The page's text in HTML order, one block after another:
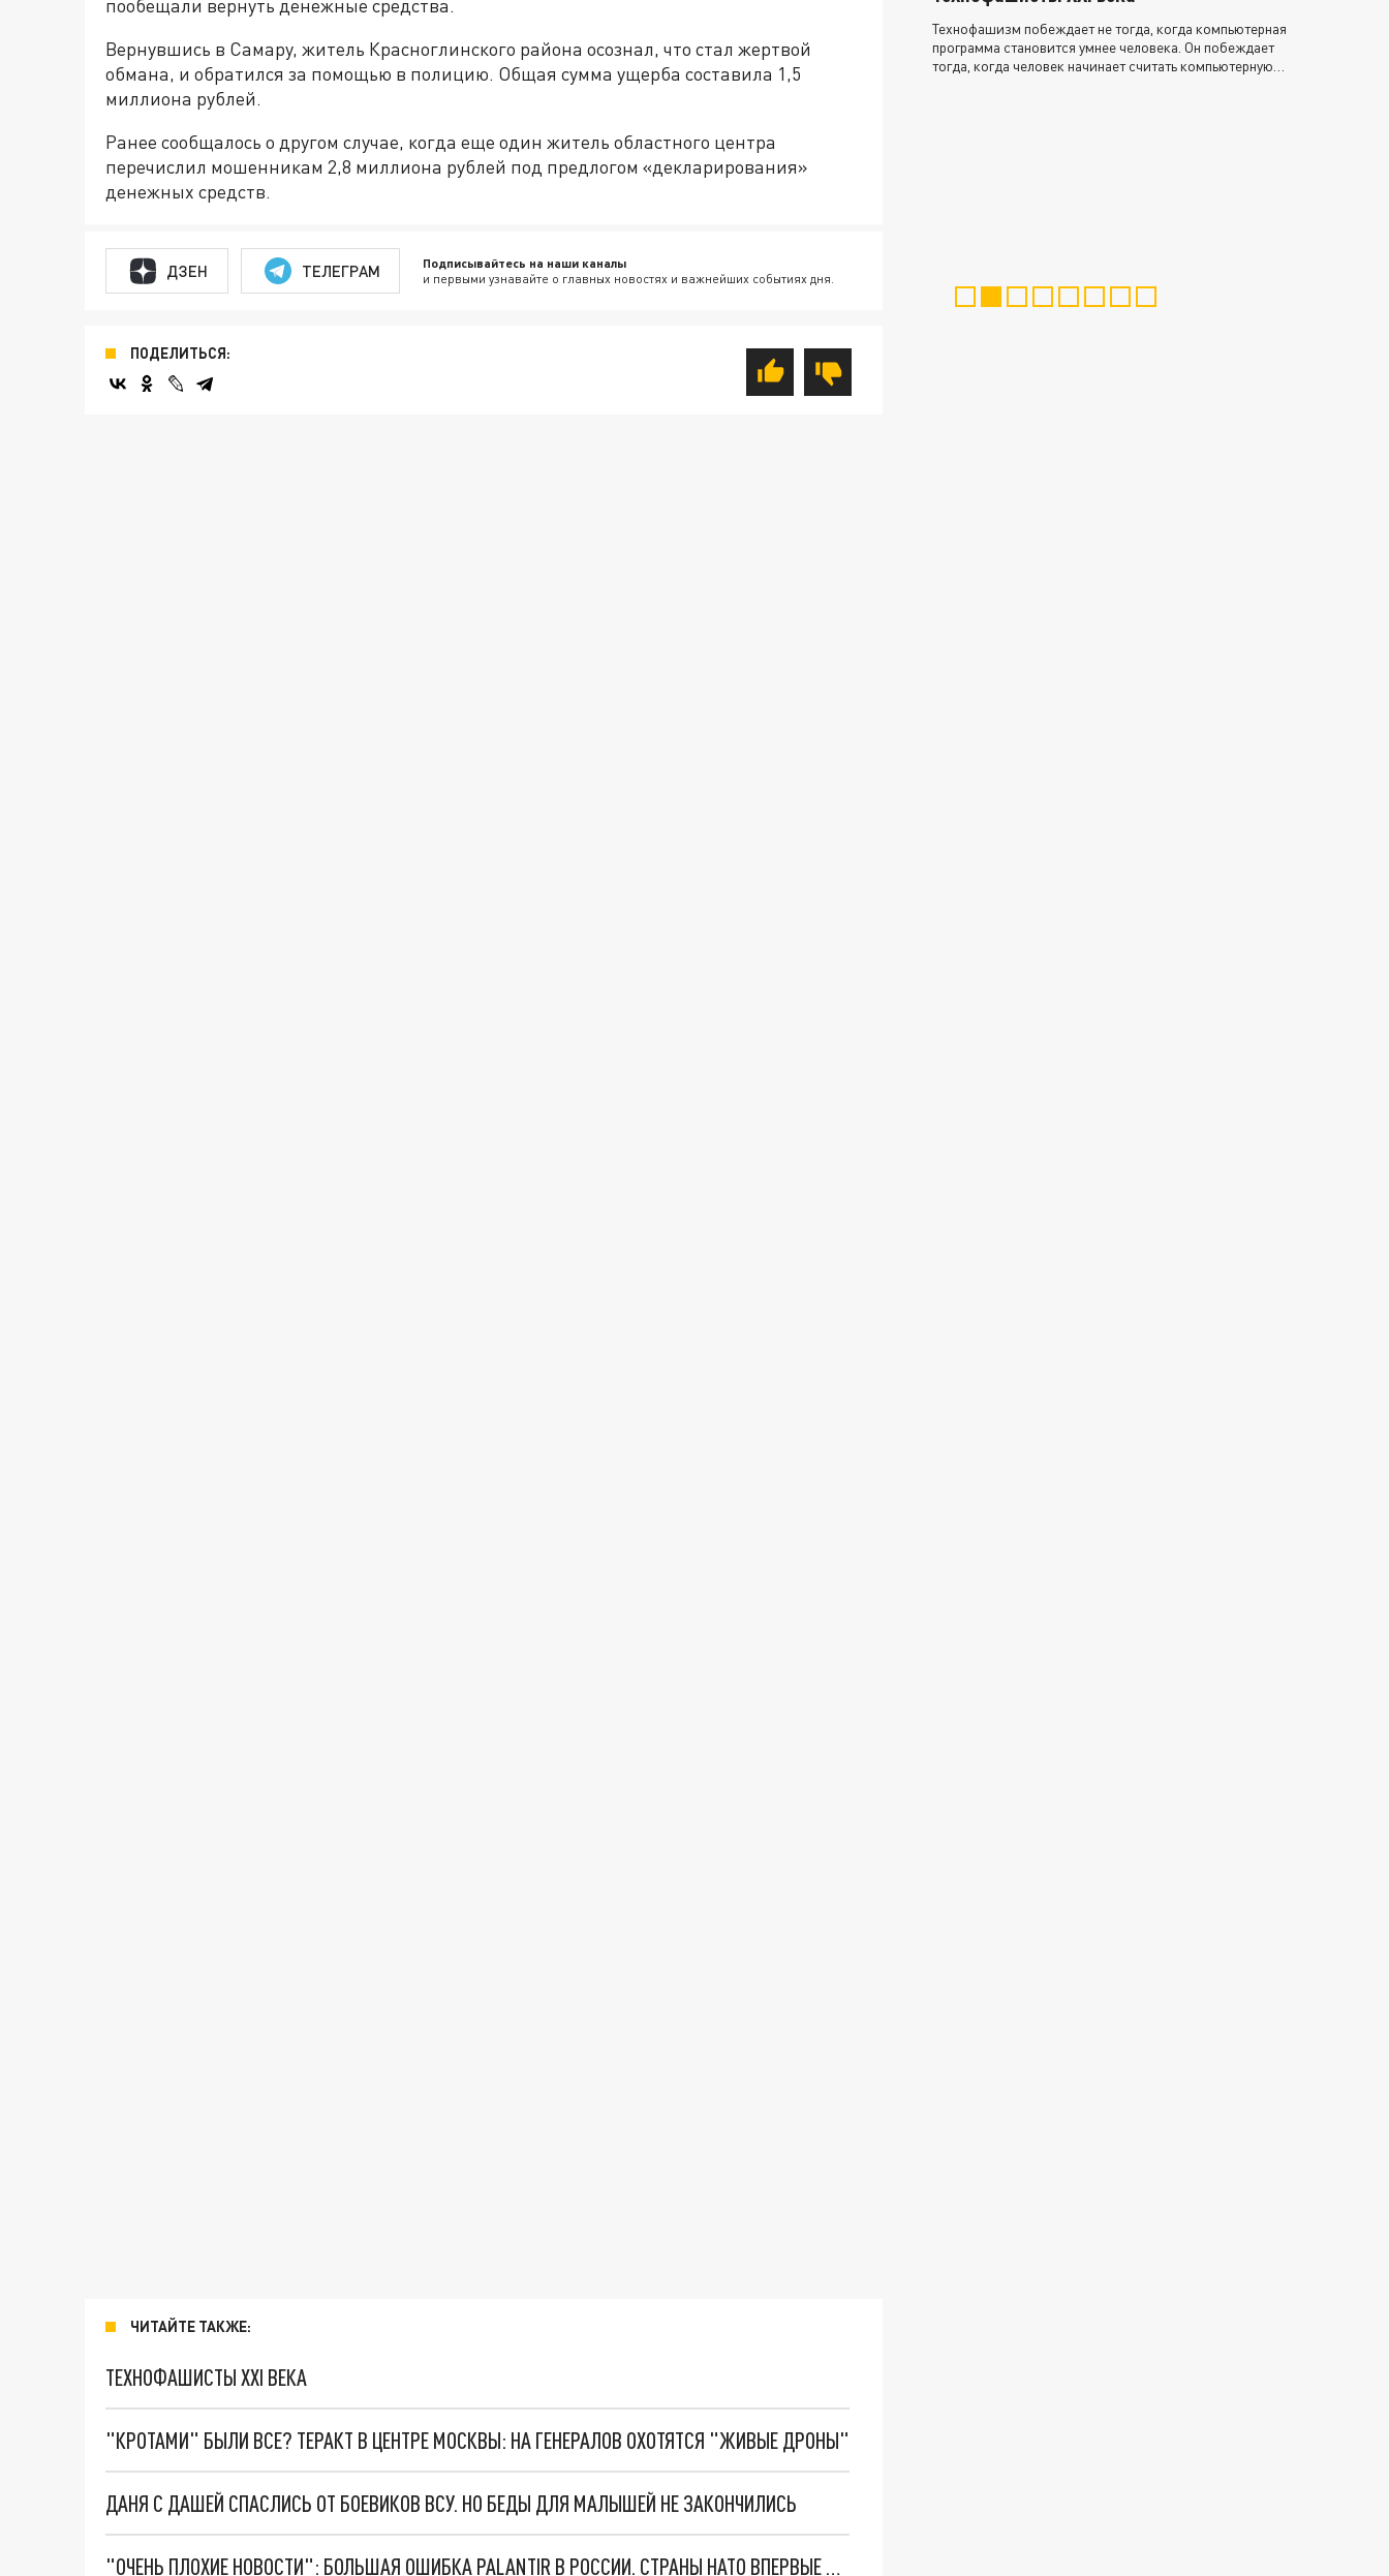
пообещали вернуть денежные средства.
Вернувшись в Самару, житель Красноглинского района осознал, что стал жертвой
обмана, и обратился за помощью в полицию. Общая сумма ущерба составила 1,5
миллиона рублей.
Ранее сообщалось о другом случае, когда еще один житель областного центра
перечислил мошенникам 2,8 миллиона рублей под предлогом «декларирования»
денежных средств.
ДЗЕН ТЕЛЕГРАМ Подписывайтесь на наши каналы
и первыми узнавайте о главных новостях и важнейших событиях дня.
ПОДЕЛИТЬСЯ:
ЧИТАЙТЕ ТАКЖЕ:
ТЕХНОФАШИСТЫ XXI ВЕКА
"КРОТАМИ" БЫЛИ ВСЕ? ТЕРАКТ В ЦЕНТРЕ МОСКВЫ: НА ГЕНЕРАЛОВ ОХОТЯТСЯ "ЖИВЫЕ ДРОНЫ"
ДАНЯ С ДАШЕЙ СПАСЛИСЬ ОТ БОЕВИКОВ ВСУ. НО БЕДЫ ДЛЯ МАЛЫШЕЙ НЕ ЗАКОНЧИЛИСЬ
"ОЧЕНЬ ПЛОХИЕ НОВОСТИ": БОЛЬШАЯ ОШИБКА PALANTIR В РОССИИ. СТРАНЫ НАТО ВПЕРВЫЕ ЗА СВО ОСТАНОВИЛИ ПОСТАВКИ ОРУЖИЯ. ВСУ ТЕРЯЮТ ПРИГРАНИЧЬЕ?
Технофашизм побеждает не тогда, когда компьютерная
программа становится умнее человека. Он побеждает
тогда, когда человек начинает считать компьютерную